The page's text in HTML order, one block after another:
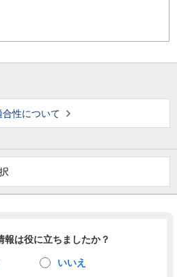
性について
報は役に立ちましたか？
いいえ